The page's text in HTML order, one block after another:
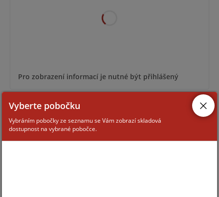
Pro zobrazení informací je nutné být přihlášený
Vyberte pobočku
Vybráním pobočky ze seznamu se Vám zobrazí skladová
dostupnost na vybrané pobočce.